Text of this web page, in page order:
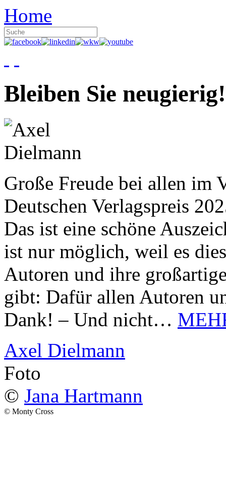
Home
Bleiben Sie neugierig!
Große Freude bei allen im
Deutschen Verlagspreis
Das ist eine schöne
ist nur möglich, weil es
Autoren und ihre
gibt: Dafür allen Autoren
Dank! – Und nicht…
Axel Dielmann
Foto
© Jana Hartmann
© Monty Cross